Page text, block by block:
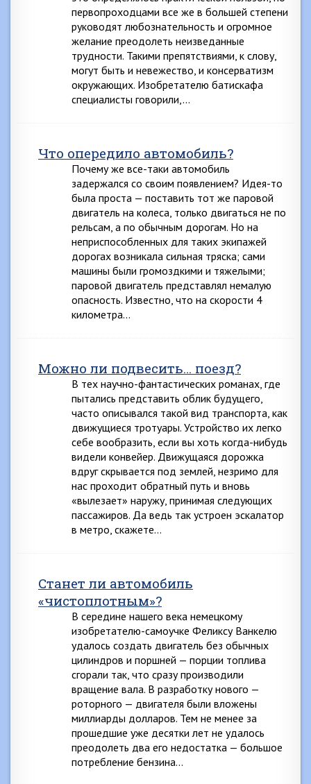
первопроходцами все же в большей степени
руководят любознательность и огромное
желание преодолеть неизведанные
трудности. Такими препятствиями, к слову,
могут быть и невежество, и консерватизм
окружающих. Изобретателю батискафа
специалисты говорили,…
Что опередило автомобиль?
Почему же все-таки автомобиль
задержался со своим появлением? Идея-то
была проста — поставить тот же паровой
двигатель на колеса, только двигаться не по
рельсам, а по обычным дорогам. Но на
неприспособленных для таких экипажей
дорогах возникала сильная тряска; сами
машины были громоздкими и тяжелыми;
паровой двигатель представлял немалую
опасность. Известно, что на скорости 4
километра…
Можно ли подвесить… поезд?
В тех научно-фантастических романах, где
пытались представить облик будущего,
часто описывался такой вид транспорта, как
движущиеся тротуары. Устройство их легко
себе вообразить, если вы хоть когда-нибудь
видели конвейер. Движущаяся дорожка
вдруг скрывается под землей, незримо для
нас проходит обратный путь и вновь
«вылезает» наружу, принимая следующих
пассажиров. Да ведь так устроен эскалатор
в метро, скажете…
Станет ли автомобиль
«чистоплотным»?
В середине нашего века немецкому
изобретателю-самоучке Феликсу Ванкелю
удалось создать двигатель без обычных
цилиндров и поршней — порции топлива
сгорали так, что сразу производили
вращение вала. В разработку нового —
роторного — двигателя были вложены
миллиарды долларов. Тем не менее за
прошедшие уже десятки лет не удалось
преодолеть два его недостатка — большое
потребление бензина…